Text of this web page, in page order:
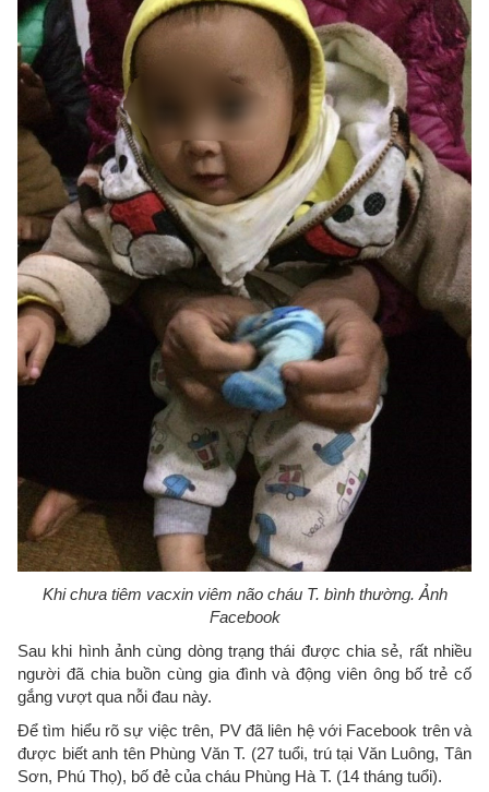
Khi chưa tiêm vacxin viêm não cháu T. bình thường. Ảnh
Facebook
Sau khi hình ảnh cùng dòng trạng thái được chia sẻ, rất nhiều
người đã chia buồn cùng gia đình và động viên ông bố trẻ cố
gắng vượt qua nỗi đau này.
Để tìm hiểu rõ sự việc trên, PV đã liên hệ với Facebook trên và
được biết anh tên Phùng Văn T. (27 tuổi, trú tại Văn Luông, Tân
Sơn, Phú Thọ), bố đẻ của cháu Phùng Hà T. (14 tháng tuổi).